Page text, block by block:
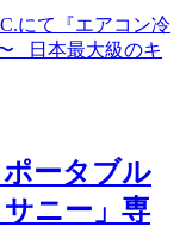
にて『エアコン冷
日本最大級のキ
ータブル
ニー」専